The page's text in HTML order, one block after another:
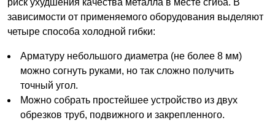
зависимости от применяемого оборудования выделяют
четыре способа холодной гибки:
Арматуру небольшого диаметра (не более 8 мм)
можно согнуть руками, но так сложно получить
точный угол.
Можно собрать простейшее устройство из двух
обрезков труб, подвижного и закрепленного.